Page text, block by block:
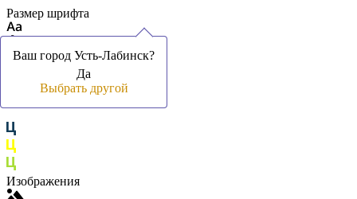
Размер шрифта
Цвет фона и шрифта
Изображения
Ваш город Усть-Лабинск?
Да
Выбрать другой
Ваш город Усть-Лабинск?
Да
Выбрать другой